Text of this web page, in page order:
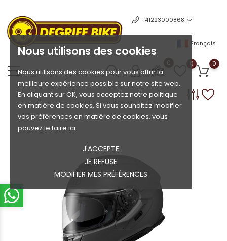
Nous utilisons des cookies
Nous utilisons des cookies pour vous offrir la
meilleure expérience possible sur notre site web.
En cliquant sur OK, vous acceptez notre politique
en matière de cookies. Si vous souhaitez modifier
vos préférences en matière de cookies, vous
pouvez le faire ici.
J'ACCEPTE
JE REFUSE
MODIFIER MES PRÉFÉRENCES
+41223000868
Français
0 0